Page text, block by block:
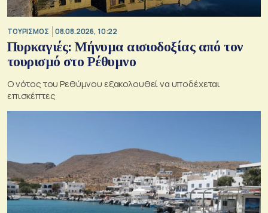
ΤΟΥΡΙΣΜΟΣ 08.08.2026, 10:22
Πυρκαγιές: Μήνυμα αισιοδοξίας από τον
τουρισμό στο Ρέθυμνο
Ο νότος του Ρεθύμνου εξακολουθεί να υποδέχεται
επισκέπτες